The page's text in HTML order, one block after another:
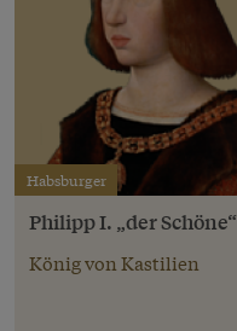
Habsburger
Philipp I. „der Schöne“
König von Kastilien